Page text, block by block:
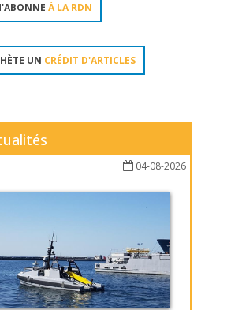
À LA RDN
UN CRÉDIT D'ARTICLES
04-08-2026